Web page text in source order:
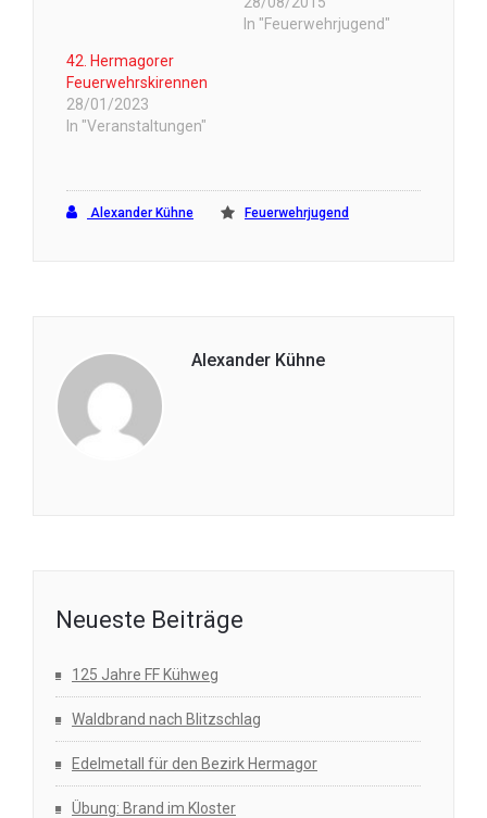
In "Feuerwehrjugend"
42. Hermagorer
Feuerwehrskirennen
28/01/2023
In "Veranstaltungen"
Alexander Kühne Feuerwehrjugend
Alexander Kühne
Neueste Beiträge
125 Jahre FF Kühweg
Waldbrand nach Blitzschlag
Edelmetall für den Bezirk Hermagor
Übung: Brand im Kloster